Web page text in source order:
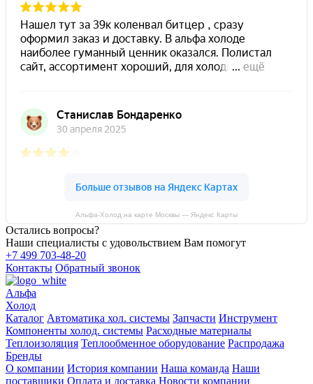
Альфа-Холод на карте Москвы — Яндекс Карты
Остались вопросы?
Наши специалисты с удовольствием Вам помогут
+7 499 703-48-20
Контакты Обратный звонок
Альфа
Холод
Каталог Автоматика хол. системы Запчасти Инструмент
Компоненты холод. системы Расходные материалы
Теплоизоляция Теплообменное оборудование Распродажа
Бренды
О компании История компании Наша команда Наши
поставщики Оплата и доставка Новости компании